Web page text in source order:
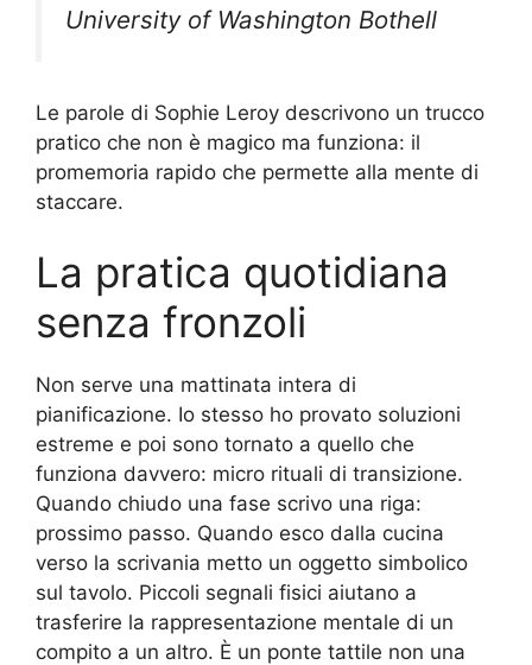
University of Washington Bothell
Le parole di Sophie Leroy descrivono un trucco
pratico che non è magico ma funziona: il
promemoria rapido che permette alla mente di
staccare.
La pratica quotidiana
senza fronzoli
Non serve una mattinata intera di
pianificazione. Io stesso ho provato soluzioni
estreme e poi sono tornato a quello che
funziona davvero: micro rituali di transizione.
Quando chiudo una fase scrivo una riga:
prossimo passo. Quando esco dalla cucina
verso la scrivania metto un oggetto simbolico
sul tavolo. Piccoli segnali fisici aiutano a
trasferire la rappresentazione mentale di un
compito a un altro. È un ponte tattile non una